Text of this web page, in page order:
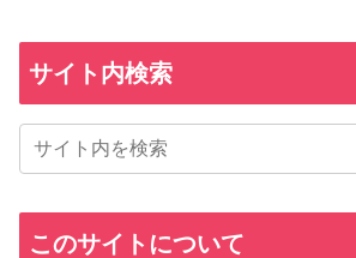
サイト内検索
このサイトについて